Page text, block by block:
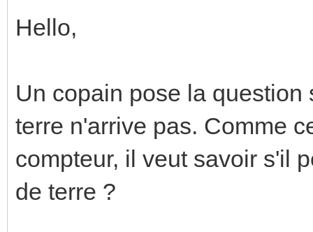
Hello,
Un copain pose la
terre n'arrive pas. Comme
compteur, il veut savoir s'il
de terre ?